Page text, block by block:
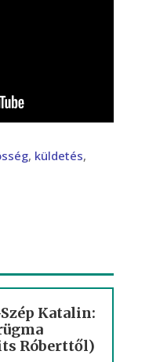
, küldetés,
Katalin:
Róberttől)